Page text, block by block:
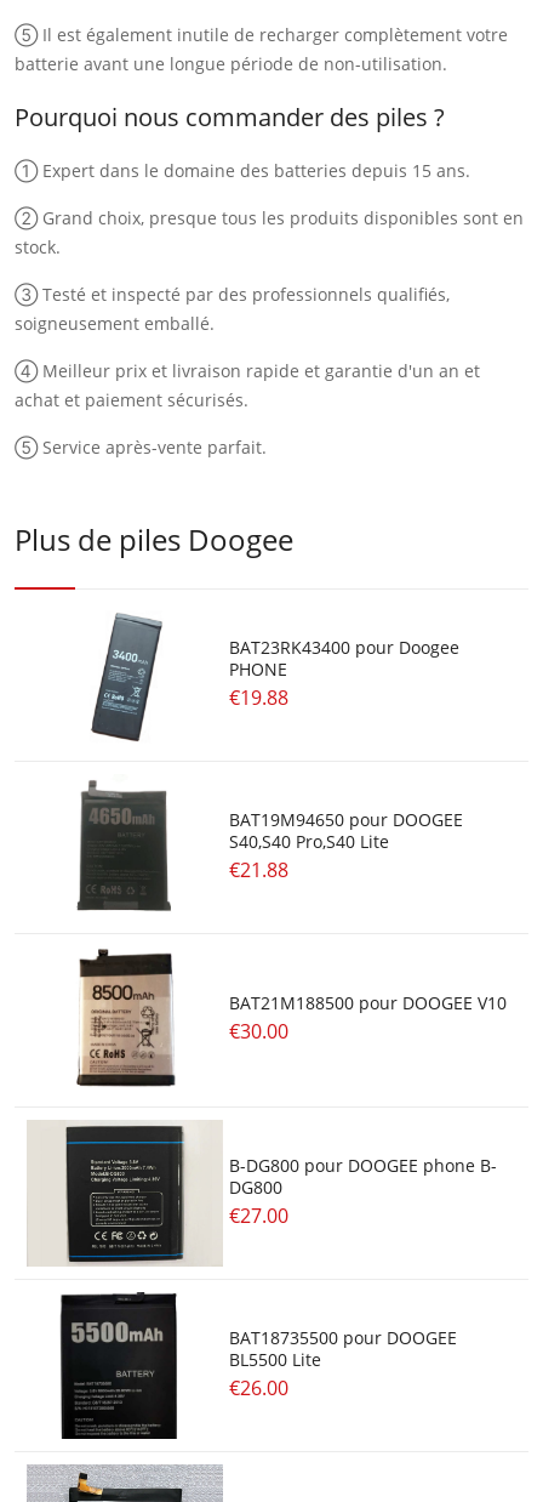
⑤ Il est également inutile de recharger complètement votre
batterie avant une longue période de non-utilisation.
Pourquoi nous commander des piles ?
① Expert dans le domaine des batteries depuis 15 ans.
② Grand choix, presque tous les produits disponibles sont en
stock.
③ Testé et inspecté par des professionnels qualifiés,
soigneusement emballé.
④ Meilleur prix et livraison rapide et garantie d'un an et
achat et paiement sécurisés.
⑤ Service après-vente parfait.
Plus de piles Doogee
BAT23RK43400 pour Doogee
PHONE
€19.88
BAT19M94650 pour DOOGEE
S40,S40 Pro,S40 Lite
€21.88
BAT21M188500 pour DOOGEE V10
€30.00
B-DG800 pour DOOGEE phone B-
DG800
€27.00
BAT18735500 pour DOOGEE
BL5500 Lite
€26.00